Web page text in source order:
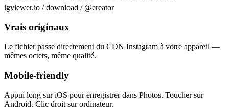
igviewer.io /download / @creator
Vrais originaux
Le fichier passe directement du CDN Instagram à votre appareil —
mêmes octets, même qualité.
Mobile-friendly
Appui long sur iOS pour enregistrer dans Photos. Toucher sur
Android. Clic droit sur ordinateur.